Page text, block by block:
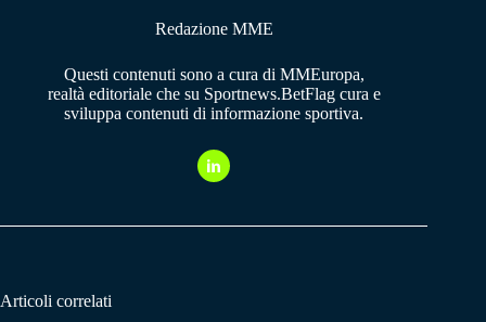
Redazione MME
Questi contenuti sono a cura di MMEuropa,
realtà editoriale che su Sportnews.BetFlag cura e
sviluppa contenuti di informazione sportiva.
Articoli correlati